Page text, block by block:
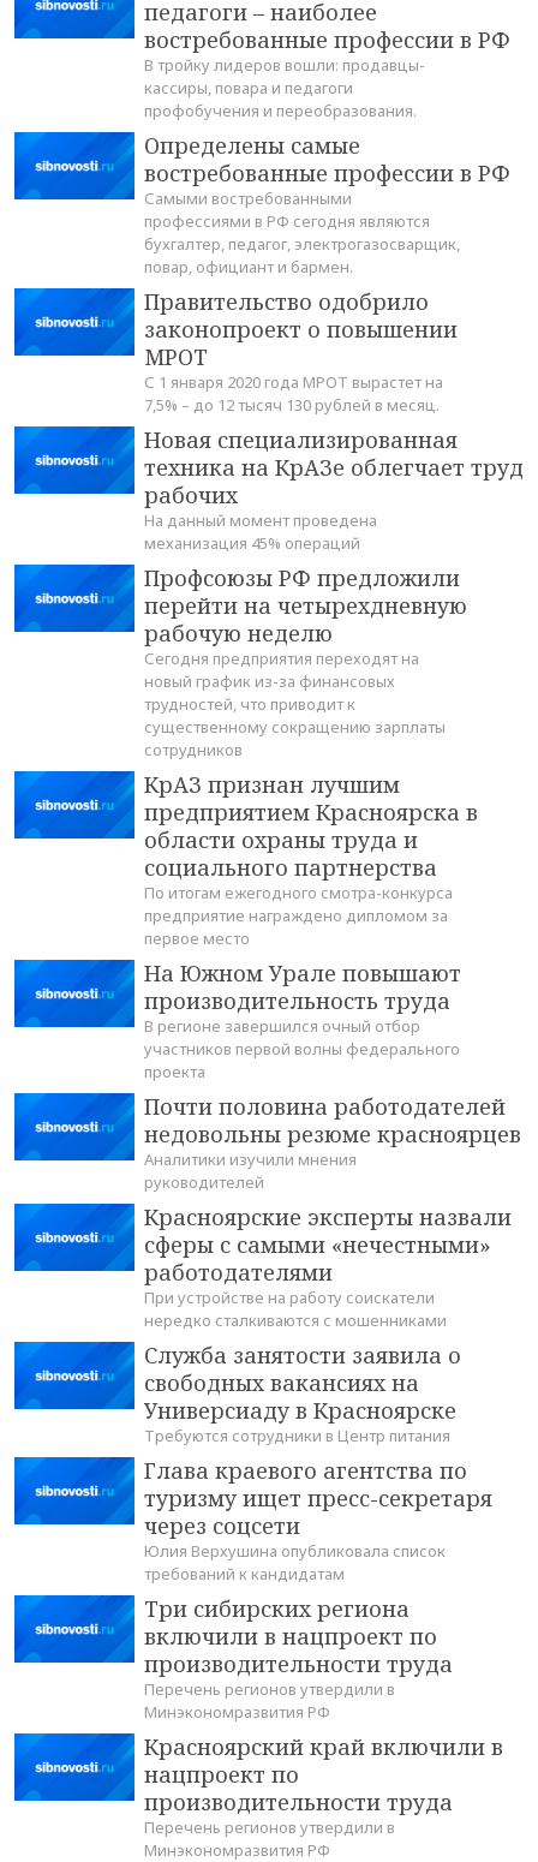
педагоги – наиболее
востребованные профессии в РФ
В тройку лидеров вошли: продавцы-
кассиры, повара и педагоги
профобучения и переобразования.
Определены самые
востребованные профессии в РФ
Самыми востребованными
профессиями в РФ сегодня являются
бухгалтер, педагог, электрогазосварщик,
повар, официант и бармен.
Правительство одобрило
законопроект о повышении
МРОТ
С 1 января 2020 года МРОТ вырастет на
7,5% – до 12 тысяч 130 рублей в месяц.
Новая специализированная
техника на КрАЗе облегчает труд
рабочих
На данный момент проведена
механизация 45% операций
Профсоюзы РФ предложили
перейти на четырехдневную
рабочую неделю
Сегодня предприятия переходят на
новый график из-за финансовых
трудностей, что приводит к
существенному сокращению зарплаты
сотрудников
КрАЗ признан лучшим
предприятием Красноярска в
области охраны труда и
социального партнерства
По итогам ежегодного смотра-конкурса
предприятие награждено дипломом за
первое место
На Южном Урале повышают
производительность труда
В регионе завершился очный отбор
участников первой волны федерального
проекта
Почти половина работодателей
недовольны резюме красноярцев
Аналитики изучили мнения
руководителей
Красноярские эксперты назвали
сферы с самыми «нечестными»
работодателями
При устройстве на работу соискатели
нередко сталкиваются с мошенниками
Служба занятости заявила о
свободных вакансиях на
Универсиаду в Красноярске
Требуются сотрудники в Центр питания
Глава краевого агентства по
туризму ищет пресс-секретаря
через соцсети
Юлия Верхушина опубликовала список
требований к кандидатам
Три сибирских региона
включили в нацпроект по
производительности труда
Перечень регионов утвердили в
Минэкономразвития РФ
Красноярский край включили в
нацпроект по
производительности труда
Перечень регионов утвердили в
Минэкономразвития РФ